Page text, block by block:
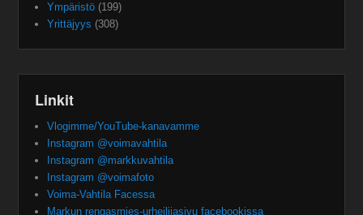
Ympäristö (199)
Yrittäjyys (308)
Linkit
Vlogimme/YouTube-kanavamme
Instagram @voimavahtila
Instagram @markkuvahtila
Instagram @voimafoto
Voima-Vahtila Facessa
Markun rengasmies-urheilijasivu facebookissa